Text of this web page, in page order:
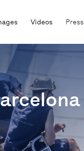
Videos Press